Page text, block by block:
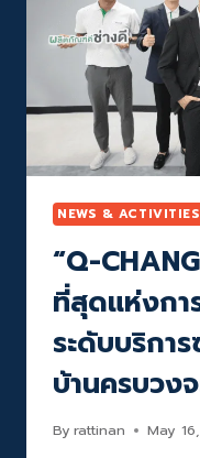
ทีม
ช่าง
เพื่อ
“ชีวิต
ทุก
วัน
ช่าง
ง่าย”
ช่าง
ไทย
เพื่อ
ชีวิต
ทุก
วัน
ช่าง
ง่าย
ไกล
โลก
NEWS & ACTIVITIES
“Q-
ที่สุดแห่งก
ระดับบริกา
บ้านครบวง
By rattinan May